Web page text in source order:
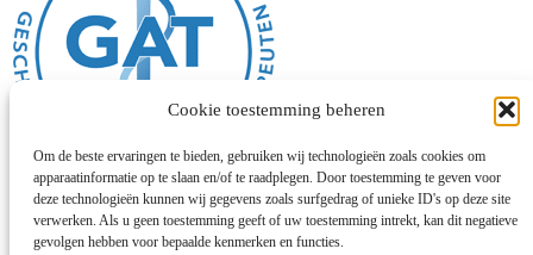
Cookie toestemming beheren
Om de beste ervaringen te bieden, gebruiken wij technologieën zoals cookies om
apparaatinformatie op te slaan en/of te raadplegen. Door toestemming te geven voor
deze technologieën kunnen wij gegevens zoals surfgedrag of unieke ID's op deze site
verwerken. Als u geen toestemming geeft of uw toestemming intrekt, kan dit negatieve
gevolgen hebben voor bepaalde kenmerken en functies.
Algemene voorwaarden
Disclaimer